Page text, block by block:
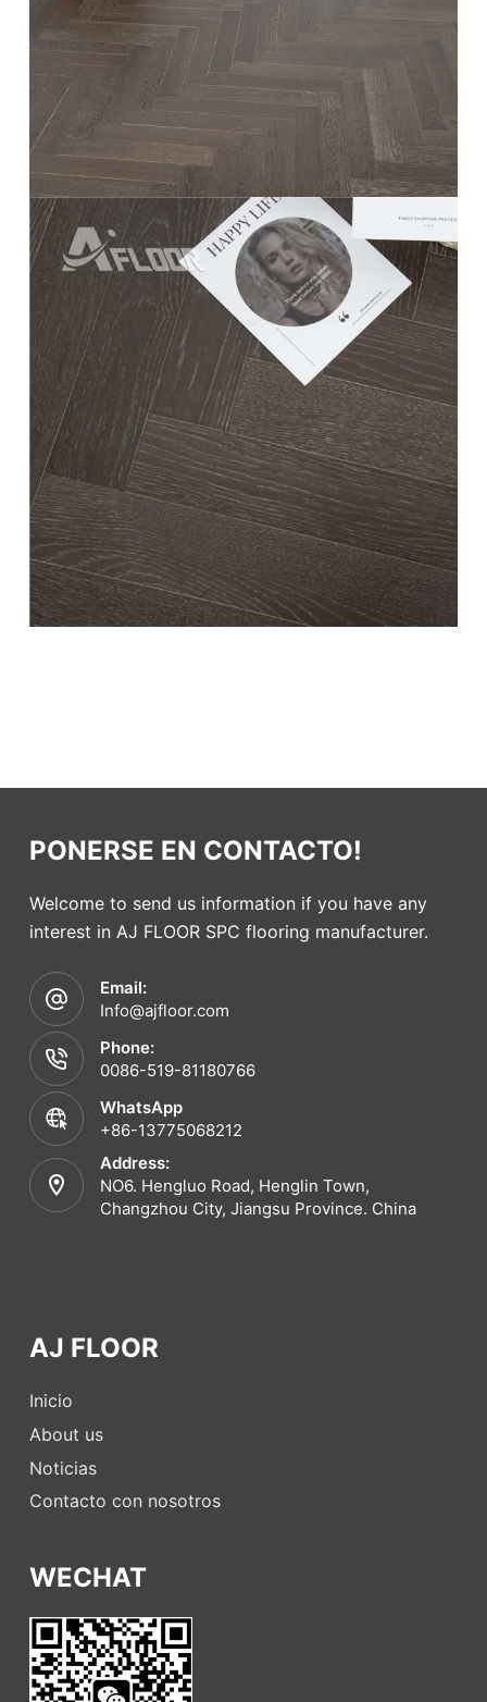
PONERSE EN CONTACTO!
Welcome to send us information if you have any
interest in AJ FLOOR SPC flooring manufacturer.
Email:
Info@ajfloor.com
Phone:
0086-519-81180766
WhatsApp
+86-13775068212
Address:
NO6. Hengluo Road, Henglin Town,
Changzhou City, Jiangsu Province. China
AJ FLOOR
Inicio
About us
Noticias
Contacto con nosotros
WECHAT